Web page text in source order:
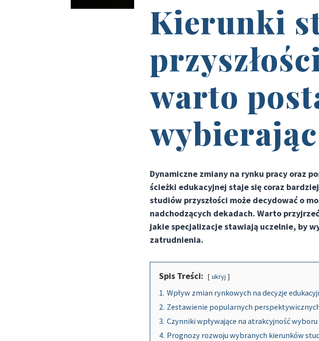
Kierunki
warto
Dynamiczne zmiany na rynku pracy oraz
ścieżki edukacyjnej staje się coraz
studiów przyszłości może decydować o
nadchodzących dekadach. Warto
jakie specjalizacje stawiają uczelnie, by
zatrudnienia.
Spis Treści: ukryj
1. Wpływ zmian rynkowych na decyzje
2. Zestawienie popularnych
3. Czynniki wpływające na atrakcyjność
4. Prognozy rozwoju wybranych kierunków